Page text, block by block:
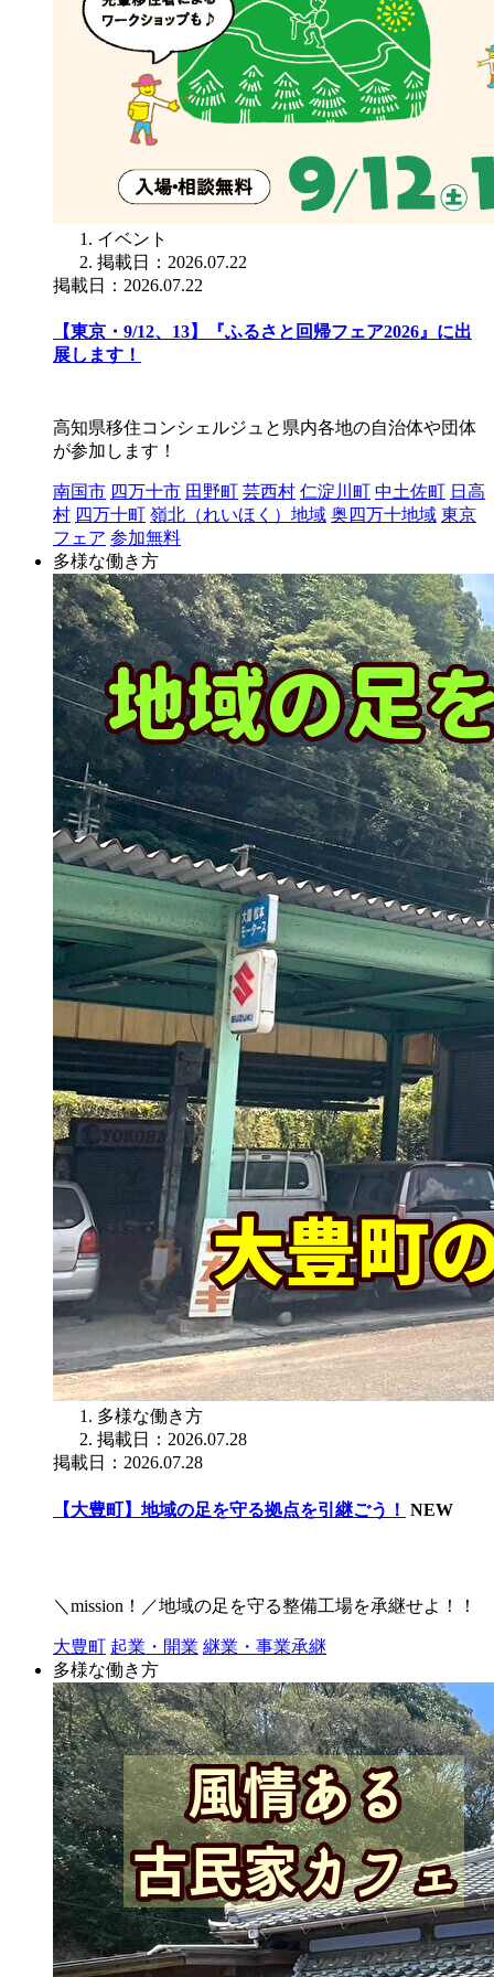
イベント
掲載日：2026.07.22
掲載日：2026.07.22
【東京・9/12、13】『ふるさと回帰フェア2026』に出
展します！
高知県移住コンシェルジュと県内各地の自治体や団体
が参加します！
南国市 四万十市 田野町 芸西村 仁淀川町 中土佐町 日高
村 四万十町 嶺北（れいほく）地域 奥四万十地域 東京
フェア 参加無料
多様な働き方
多様な働き方
掲載日：2026.07.28
掲載日：2026.07.28
【大豊町】地域の足を守る拠点を引継ごう！ NEW
＼mission！／地域の足を守る整備工場を承継せよ！！
大豊町 起業・開業 継業・事業承継
多様な働き方